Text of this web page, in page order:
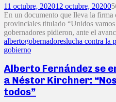
11 octubre, 202012 octubre, 20200
En un documento que lleva la firma
provinciales titulado “Unidos
gobernadores pidieron, ante el
albertogobernadoreslucha contra la
gobierno
Alberto Fernández se
a Néstor Kirchner:
todos”